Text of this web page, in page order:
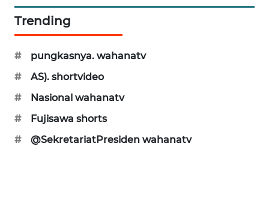
Trending
#
pungkasnya. wahanatv
#
AS). shortvideo
#
Nasional wahanatv
#
Fujisawa shorts
#
@SekretariatPresiden wahanatv
OTOMOTIF
WAHANA
HEALTH
WAHANA
DESA
LAPAK